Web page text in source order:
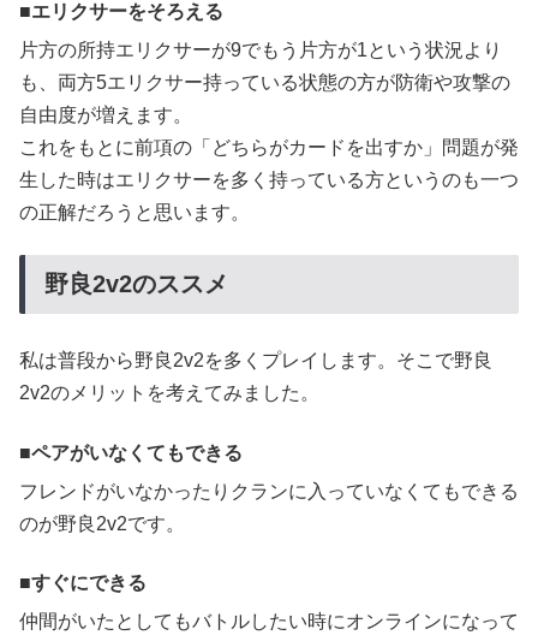
エリクサーをそろえる
片方の所持エリクサーが9でもう片方が1という状況より
も、両方5エリクサー持っている状態の方が防衛や攻撃の
自由度が増えます。
これをもとに前項の「どちらがカードを出すか」問題が発
生した時はエリクサーを多く持っている方というのも一つ
の正解だろうと思います。
野良2v2のススメ
私は普段から野良2v2を多くプレイします。そこで野良
2v2のメリットを考えてみました。
ペアがいなくてもできる
フレンドがいなかったりクランに入っていなくてもできる
のが野良2v2です。
すぐにできる
仲間がいたとしてもバトルしたい時にオンラインになって